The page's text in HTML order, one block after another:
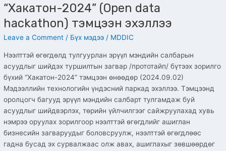
“Хакатон-2024” (Open data
hackathon) тэмцээн эхэллээ
Leave a Comment / Бүх мэдээ / MDDIC
Нээлттэй өгөгдөлд тулгуурлан эрүүл мэндийн салбарын
асуудлыг шийдэх туршилтын загвар /прототайп/ бүтээх зорилго
бүхий “Хакатон-2024” тэмцээн өнөөдөр (2024.09.02)
Мэдээллийн технологийн үндэсний паркад эхэллээ. Тэмцээнд
оролцогч багууд эрүүл мэндийн салбарт тулгамдаж буй
асуудлыг шийдвэрлэх, төрийн үйлчилгээг сайжруулахад хувь
нэмрээ оруулах зорилгоор нээлттэй өгөгдлийг ашиглан
бизнесийн загваруудыг боловсруулж, нээлттэй өгөгдлөөс
гадна бусад эх сурвалжаас олж авах, ашиглахыг зөвшөөрдөг